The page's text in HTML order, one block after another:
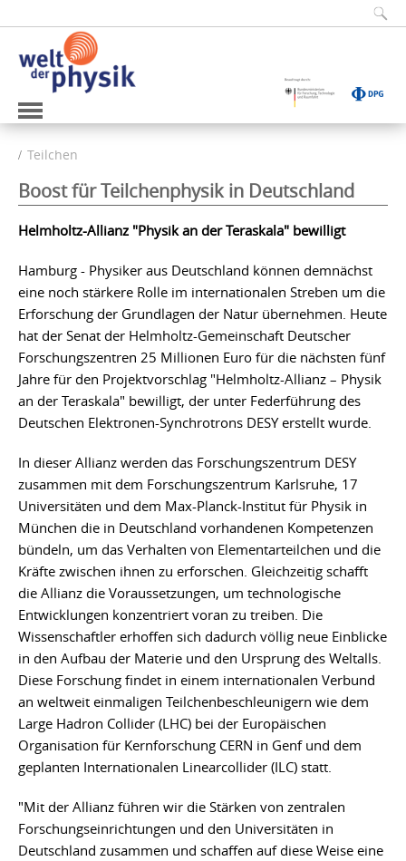
Teilchen
Boost für Teilchenphysik in Deutschland
Helmholtz-Allianz "Physik an der Teraskala" bewilligt
Hamburg - Physiker aus Deutschland können demnächst
eine noch stärkere Rolle im internationalen Streben um die
Erforschung der Grundlagen der Natur übernehmen. Heute
hat der Senat der Helmholtz-Gemeinschaft Deutscher
Forschungszentren 25 Millionen Euro für die nächsten fünf
Jahre für den Projektvorschlag "Helmholtz-Allianz – Physik
an der Teraskala" bewilligt, der unter Federführung des
Deutschen Elektronen-Synchrotrons DESY erstellt wurde.
In dieser Allianz werden das Forschungszentrum DESY
zusammen mit dem Forschungszentrum Karlsruhe, 17
Universitäten und dem Max-Planck-Institut für Physik in
München die in Deutschland vorhandenen Kompetenzen
bündeln, um das Verhalten von Elementarteilchen und die
Kräfte zwischen ihnen zu erforschen. Gleichzeitig schafft
die Allianz die Voraussetzungen, um technologische
Entwicklungen konzentriert voran zu treiben. Die
Wissenschaftler erhoffen sich dadurch völlig neue Einblicke
in den Aufbau der Materie und den Ursprung des Weltalls.
Diese Forschung findet in einem internationalen Verbund
an weltweit einmaligen Teilchenbeschleunigern wie dem
Large Hadron Collider (LHC) bei der Europäischen
Organisation für Kernforschung CERN in Genf und dem
geplanten Internationalen Linearcollider (ILC) statt.
"Mit der Allianz führen wir die Stärken von zentralen
Forschungseinrichtungen und den Universitäten in
Deutschland zusammen und schaffen auf diese Weise eine